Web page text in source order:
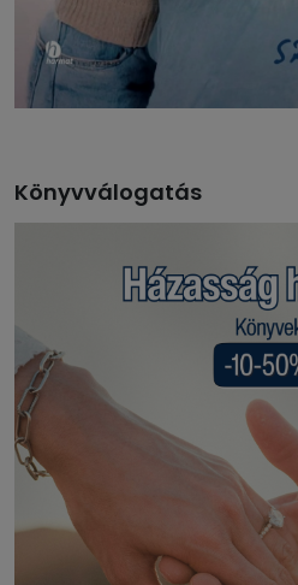
Könyvválogatás